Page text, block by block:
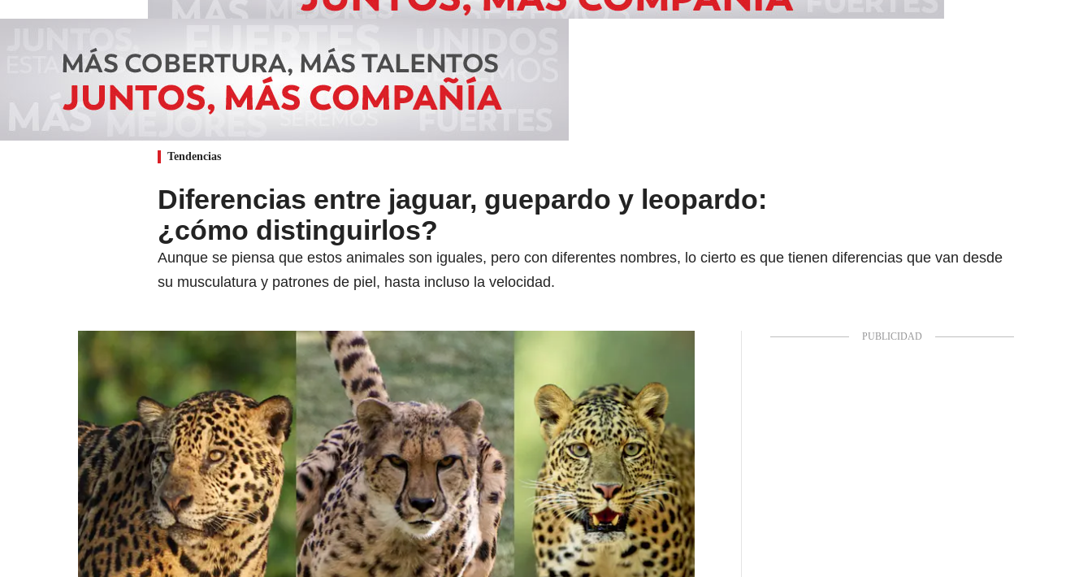
Tendencias
Diferencias entre jaguar, guepardo y leopardo:
¿cómo distinguirlos?
Aunque se piensa que estos animales son iguales, pero con diferentes nombres, lo cierto es que tienen diferencias que van desde
su musculatura y patrones de piel, hasta incluso la velocidad.